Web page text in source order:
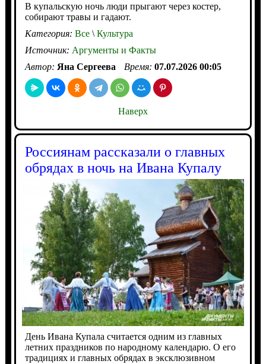
В купальскую ночь люди прыгают через костер,
собирают травы и гадают.
Категория: Все\Культура
Источник: Аргументы и Факты
Автор: Яна Сергеева Время: 07.07.2026 00:05
Наверх
Россиянам рассказали о главных
обрядах в ночь на Ивана Купалу
День Ивана Купала считается одним из главных
летних праздников по народному календарю. О его
традициях и главных обрядах в эксклюзивном